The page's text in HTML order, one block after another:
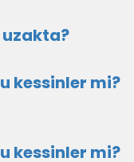
uzakta?
kessinler mi?
kessinler mi?